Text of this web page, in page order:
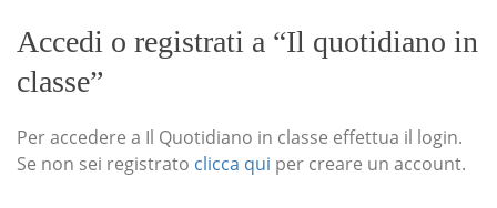
Accedi o registrati a “Il quotidiano in
classe”
Per accedere a Il Quotidiano in classe effettua il login.
Se non sei registrato clicca qui per creare un account.